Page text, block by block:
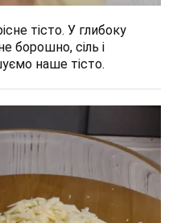
тісто. У глибоку
борошно, сіль і
наше тісто.